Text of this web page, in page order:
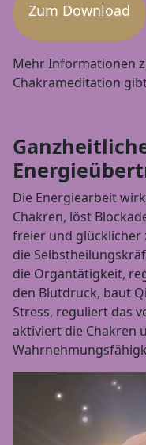
Zum Download
Mehr Informationen
Chakrameditation
Die Energiearbeit
Chakren, löst
freier und glücklicher
die
die Organtätigkeit,
den Blutdruck, baut
Stress, reguliert das
aktiviert die Chakren